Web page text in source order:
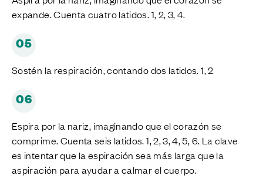
expande. Cuenta cuatro latidos. 1, 2, 3, 4.
05
Sostén la respiración, contando dos latidos. 1, 2
06
Espira por la nariz, imaginando que el corazón se
comprime. Cuenta seis latidos. 1, 2, 3, 4, 5, 6. La clave
es intentar que la espiración sea más larga que la
aspiración para ayudar a calmar el cuerpo.